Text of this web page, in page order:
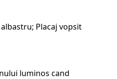
Placaj vopsit
luminos cand